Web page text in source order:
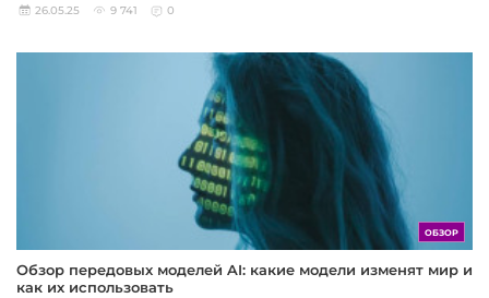
26.05.25 9 741 0
ОБЗОР
Обзор передовых моделей AI: какие модели изменят мир и
как их использовать